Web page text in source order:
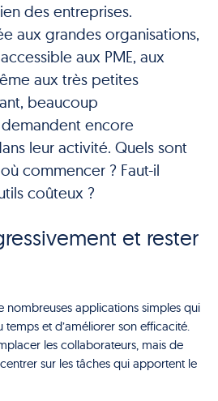
des entreprises.
aux grandes organisations,
aux PME, aux
aux très petites
beaucoup
encore
leur activité. Quels sont
commencer ? Faut-il
coûteux ?
et rester
nombreuses applications simples qui
et d’améliorer son efficacité.
les collaborateurs, mais de
sur les tâches qui apportent le